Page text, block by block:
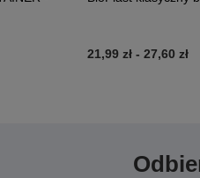
21,99 zł - 27,60 zł